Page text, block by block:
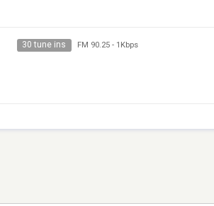
30 tune ins FM 90.25- 1Kbps